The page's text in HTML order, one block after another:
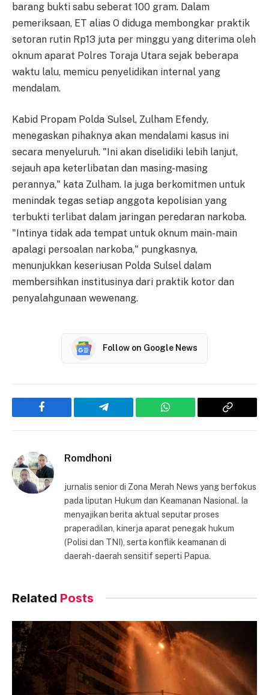
barang bukti sabu seberat 100 gram. Dalam
pemeriksaan, ET alias O diduga membongkar praktik
setoran rutin Rp13 juta per minggu yang diterima oleh
oknum aparat Polres Toraja Utara sejak beberapa
waktu lalu, memicu penyelidikan internal yang
mendalam.
Kabid Propam Polda Sulsel, Zulham Efendy,
menegaskan pihaknya akan mendalami kasus ini
secara menyeluruh. "Ini akan diselidiki lebih lanjut,
sejauh apa keterlibatan dan masing-masing
perannya," kata Zulham. Ia juga berkomitmen untuk
menindak tegas setiap anggota kepolisian yang
terbukti terlibat dalam jaringan peredaran narkoba.
"Intinya tidak ada tempat untuk oknum main-main
apalagi persoalan narkoba," pungkasnya,
menunjukkan keseriusan Polda Sulsel dalam
membersihkan institusinya dari praktik kotor dan
penyalahgunaan wewenang.
Follow on Google News
Facebook Telegram WhatsApp
Copy
Romdhoni
jurnalis senior di Zona Merah News yang berfokus
pada liputan Hukum dan Keamanan Nasional. Ia
menyajikan berita aktual seputar proses
praperadilan, kinerja aparat penegak hukum
(Polisi dan TNI), serta konflik keamanan di
daerah-daerah sensitif seperti Papua.
Related Posts